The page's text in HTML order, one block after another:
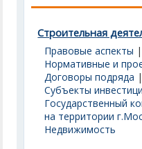
Строительная
Правовые аспекты
Нормативные и
Договоры подряда
Субъекты
Государственный
на территории
Недвижимость